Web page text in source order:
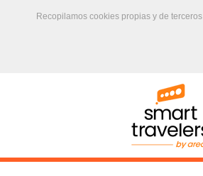
Recopilamos cookies propias y de